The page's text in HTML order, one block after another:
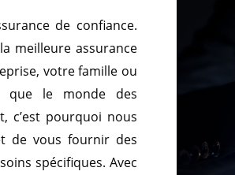
de confiance.
meilleure assurance
votre famille ou
que le monde des
c’est pourquoi nous
de vous fournir des
spécifiques. Avec